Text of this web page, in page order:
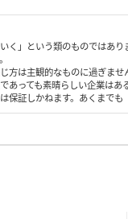
く」という類のものではあ
方は主観的なものに過ぎま
っても素晴らしい企業はあ
保証しかねます。あくまで